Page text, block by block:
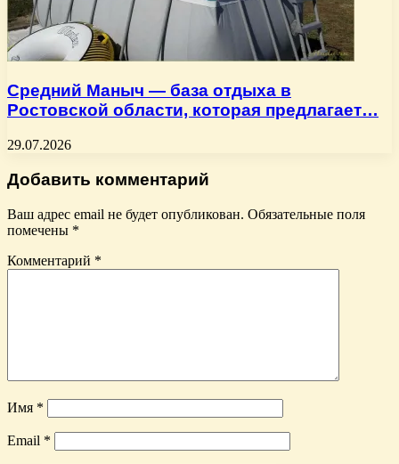
Средний Маныч — база отдыха в
Ростовской области, которая предлагает…
29.07.2026
Добавить комментарий
Ваш адрес email не будет опубликован. Обязательные поля
помечены *
Комментарий *
Имя *
Email *